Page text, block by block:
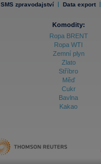
SMS zpravodajství | Data export |
Komodity:
Ropa BRENT
Ropa WTI
Zemní plyn
Zlato
Stříbro
Měď
Cukr
Bavlna
Kakao